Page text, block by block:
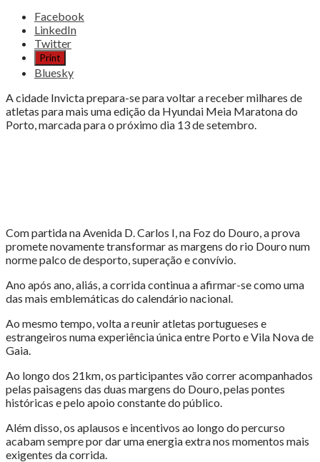
Share
post
"PORTO,
DE
EMOÇÃO
E
Facebook
LinkedIn
Twitter
Print
Bluesky
A cidade Invicta prepara-se para voltar a receber milhares de
atletas para mais uma edição da Hyundai Meia Maratona do
Porto, marcada para o próximo dia 13 de setembro.
Com partida na Avenida D. Carlos I, na Foz do Douro, a prova
promete novamente transformar as margens do rio Douro num
norme palco de desporto, superação e convívio.
Ano após ano, aliás, a corrida continua a afirmar-se como uma
das mais emblemáticas do calendário nacional.
Ao mesmo tempo, volta a reunir atletas portugueses e
estrangeiros numa experiência única entre Porto e Vila Nova de
Gaia.
Ao longo dos 21km, os participantes vão correr acompanhados
pelas paisagens das duas margens do Douro, pelas pontes
históricas e pelo apoio constante do público.
Além disso, os aplausos e incentivos ao longo do percurso
acabam sempre por dar uma energia extra nos momentos mais
exigentes da corrida.